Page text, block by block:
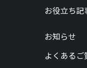
お役立ち記
お知らせ
よくあるご